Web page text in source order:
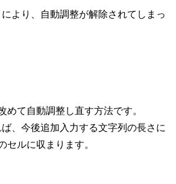
より、自動調整が解除されてしまっ
めて自動調整し直す方法です。
、今後追加入力する文字列の長さに
セルに収まります。